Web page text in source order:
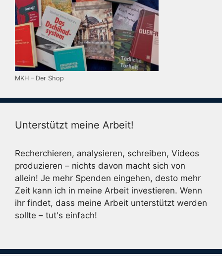
MKH – Der Shop
Unterstützt meine Arbeit!
Recherchieren, analysieren, schreiben, Videos
produzieren – nichts davon macht sich von
allein! Je mehr Spenden eingehen, desto mehr
Zeit kann ich in meine Arbeit investieren. Wenn
ihr findet, dass meine Arbeit unterstützt werden
sollte – tut's einfach!